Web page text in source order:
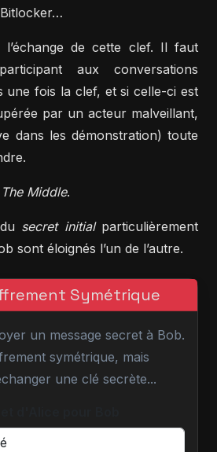
de cette clef. Il faut
aux conversations
une fois la clef, et si celle-ci est
par un acteur malveillant,
dans les démonstration) toute
Middle.
secret initialparticulièrement
sont éloignés l’un de l’autre.
Symétrique
un message secret à Bob.
symétrique, mais
une clé secrète...